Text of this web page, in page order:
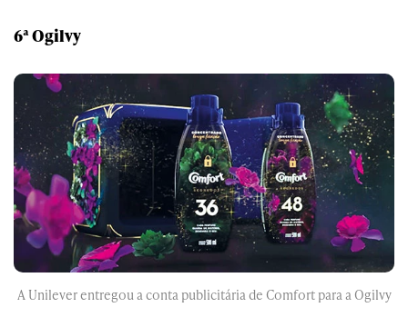
6ª Ogilvy
A Unilever entregou a conta publicitária de Comfort para a Ogilvy